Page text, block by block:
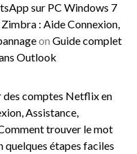
sur PC Windows 7
: Aide Connexion,
on Guide complet
Outlook
des comptes Netflix en
Assistance,
trouver le mot
quelques étapes faciles